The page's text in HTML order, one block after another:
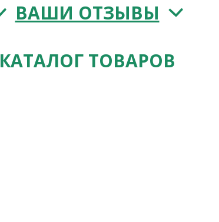
ВАШИ ОТЗЫВЫ
КАТАЛОГ ТОВАРОВ